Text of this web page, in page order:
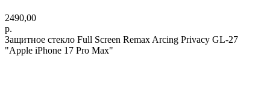
2490,00
р.
Защитное стекло Full Screen Remax Arcing Privacy GL-27
"Apple iPhone 17 Pro Max"